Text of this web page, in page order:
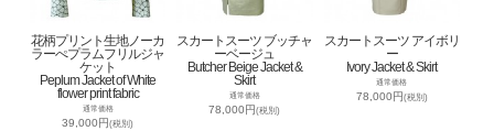
花柄プリント生地ノーカ
ラーぺプラムフリルジャ
ケット
Peplum Jacket of White
flower print fabric
通常価格
39,000円(税別)
スカートスーツ ブッチャ
ーベージュ
Butcher Beige Jacket &
Skirt
通常価格
78,000円(税別)
スカートスーツ アイボリ
ー
Ivory Jacket & Skirt
通常価格
78,000円(税別)